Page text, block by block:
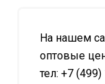
На нашем
оптовые
тел: +7